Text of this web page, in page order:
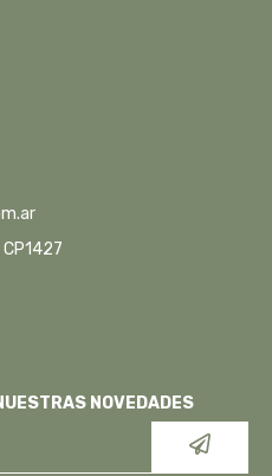
NOVEDADES